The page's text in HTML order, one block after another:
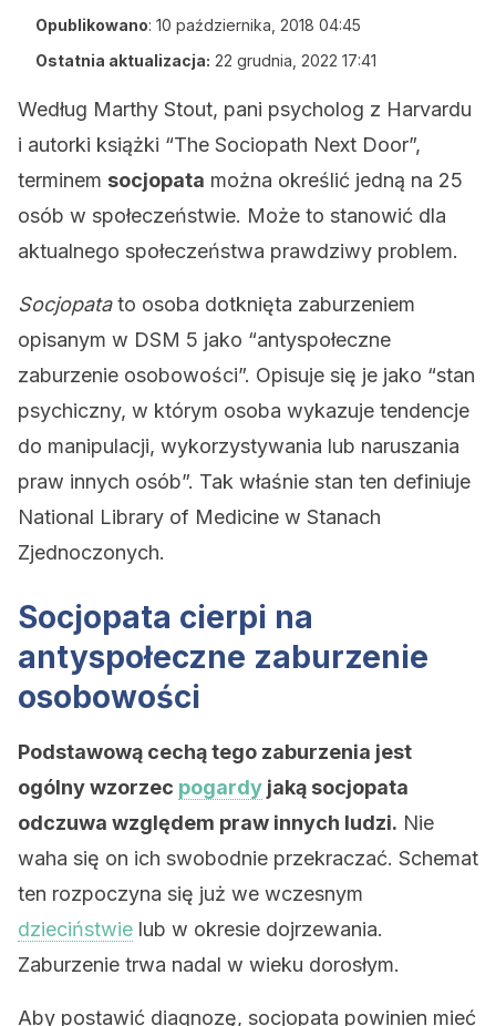
Opublikowano: 10 października, 2018 04:45
Ostatnia aktualizacja: 22 grudnia, 2022 17:41
Według Marthy Stout, pani psycholog z Harvardu
i autorki książki “The Sociopath Next Door”,
terminem socjopata można określić jedną na 25
osób w społeczeństwie. Może to stanowić dla
aktualnego społeczeństwa prawdziwy problem.
Socjopatato osoba dotknięta zaburzeniem
opisanym w DSM 5 jako “antyspołeczne
zaburzenie osobowości”. Opisuje się je jako “stan
psychiczny, w którym osoba wykazuje tendencje
do manipulacji, wykorzystywania lub naruszania
praw innych osób”. Tak właśnie stan ten definiuje
National Library of Medicine w Stanach
Zjednoczonych.
Socjopata cierpi na
antyspołeczne zaburzenie
osobowości
Podstawową cechą tego zaburzenia jest
ogólny wzorzec pogardy jaką socjopata
odczuwa względem praw innych ludzi. Nie
waha się on ich swobodnie przekraczać. Schemat
ten rozpoczyna się już we wczesnym
dzieciństwie lub w okresie dojrzewania.
Zaburzenie trwa nadal w wieku dorosłym.
Aby postawić diagnozę, socjopata powinien mieć